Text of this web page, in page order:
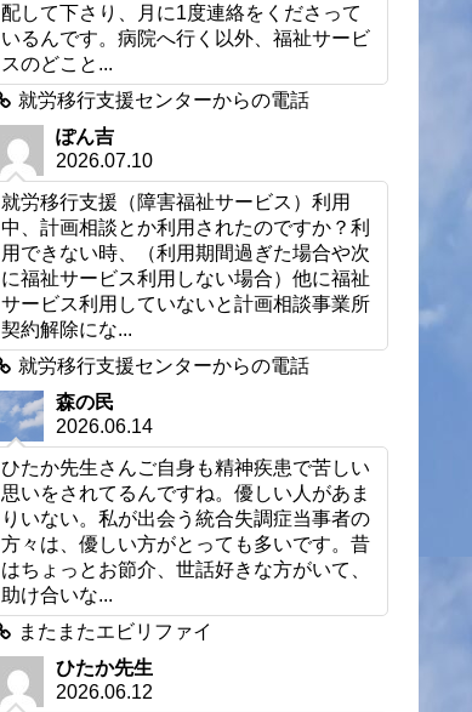
配して下さり、月に1度連絡をくださって
いるんです。病院へ行く以外、福祉サービ
スのどこと...
就労移行支援センターからの電話
ぽん吉
2026.07.10
就労移行支援（障害福祉サービス）利用
中、計画相談とか利用されたのですか？利
用できない時、（利用期間過ぎた場合や次
に福祉サービス利用しない場合）他に福祉
サービス利用していないと計画相談事業所
契約解除にな...
就労移行支援センターからの電話
森の民
2026.06.14
ひたか先生さんご自身も精神疾患で苦しい
思いをされてるんですね。優しい人があま
りいない。私が出会う統合失調症当事者の
方々は、優しい方がとっても多いです。昔
はちょっとお節介、世話好きな方がいて、
助け合いな...
またまたエビリファイ
ひたか先生
2026.06.12